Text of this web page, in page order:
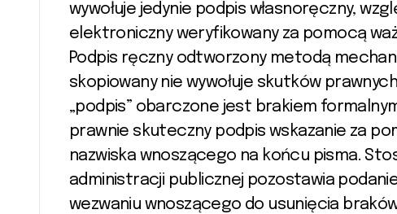
wywołuje jedynie podpis własnoręczny,
elektroniczny weryfikowany za pomocą
Podpis ręczny odtworzony metodą
skopiowany nie wywołuje skutków
„podpis” obarczone jest brakiem
prawnie skuteczny podpis wskazanie za
nazwiska wnoszącego na końcu pisma.
administracji publicznej pozostawia
wezwaniu wnoszącego do usunięcia